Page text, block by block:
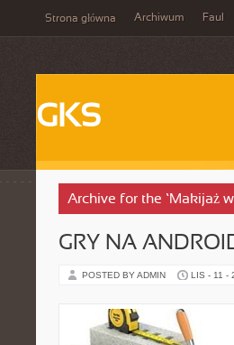
Strona główna Archiwum Faul
GKS
Archive for the ‘Makijaż
GRY NA
POSTED BY ADMIN LIS - 11 -